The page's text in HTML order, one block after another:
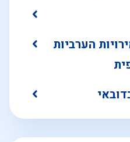
הערביות